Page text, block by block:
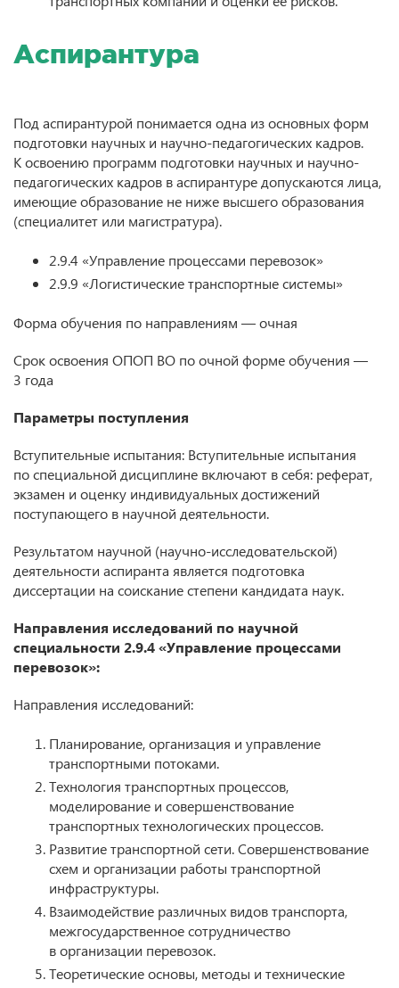
Аспирантура
Под аспирантурой понимается одна из основных форм
подготовки научных и научно-педагогических кадров.
К освоению программ подготовки научных и научно-
педагогических кадров в аспирантуре допускаются лица,
имеющие образование не ниже высшего образования
(специалитет или магистратура).
2.9.4 «Управление процессами перевозок»
2.9.9 «Логистические транспортные системы»
Форма обучения по направлениям — очная
Срок освоения ОПОП ВО по очной форме обучения —
3 года
Параметры поступления
Вступительные испытания: Вступительные испытания
по специальной дисциплине включают в себя: реферат,
экзамен и оценку индивидуальных достижений
поступающего в научной деятельности.
Результатом научной (научно-исследовательской)
деятельности аспиранта является подготовка
диссертации на соискание степени кандидата наук.
Направления исследований по научной
специальности 2.9.4 «Управление процессами
перевозок»:
Направления исследований:
Планирование, организация и управление
транспортными потоками.
Технология транспортных процессов,
моделирование и совершенствование
транспортных технологических процессов.
Развитие транспортной сети. Совершенствование
схем и организации работы транспортной
инфраструктуры.
Взаимодействие различных видов транспорта,
межгосударственное сотрудничество
в организации перевозок.
Теоретические основы, методы и технические